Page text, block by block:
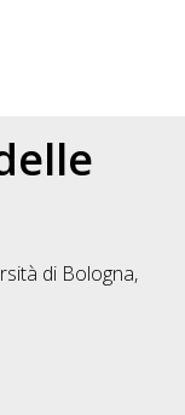
di Bologna,